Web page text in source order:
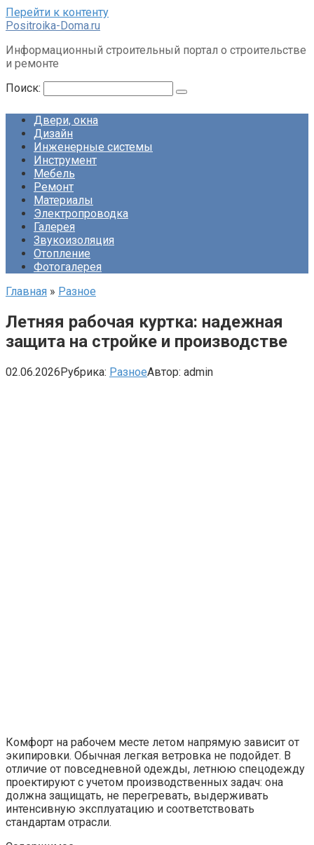
Перейти к контенту
Positroika-Doma.ru
Информационный строительный портал о строительстве
и ремонте
Поиск:
Двери, окна
Дизайн
Инженерные системы
Инструмент
Мебель
Ремонт
Материалы
Электропроводка
Галерея
Звукоизоляция
Отопление
Фотогалерея
Главная » Разное
Летняя рабочая куртка: надежная
защита на стройке и производстве
02.06.2026Рубрика: РазноеАвтор: admin
Комфорт на рабочем месте летом напрямую зависит от
экипировки. Обычная легкая ветровка не подойдет. В
отличие от повседневной одежды, летнюю спецодежду
проектируют с учетом производственных задач: она
должна защищать, не перегревать, выдерживать
интенсивную эксплуатацию и соответствовать
стандартам отрасли.